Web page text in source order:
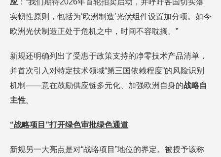
应 ：“我们期待2026年首轮拍卖启动，并呼吁各国切实落
实韧性原则，包括为‘欧洲制造’光伏组件设置加分项。如今
欧洲光伏制造正处于危机之中，时间不容耽搁。”
新规还明确列出了受惠于政策支持的净零技术产品清单，
并首次引入对特定技术领域“第三国依赖程度”的风险识别
机制——意在鼓励供应链多元化、加强欧洲自身的战略自
主性。
“战略项目”打开绿色审批绿色通道
新规另一大亮点是对“战略项目”地位的界定。被授予该称